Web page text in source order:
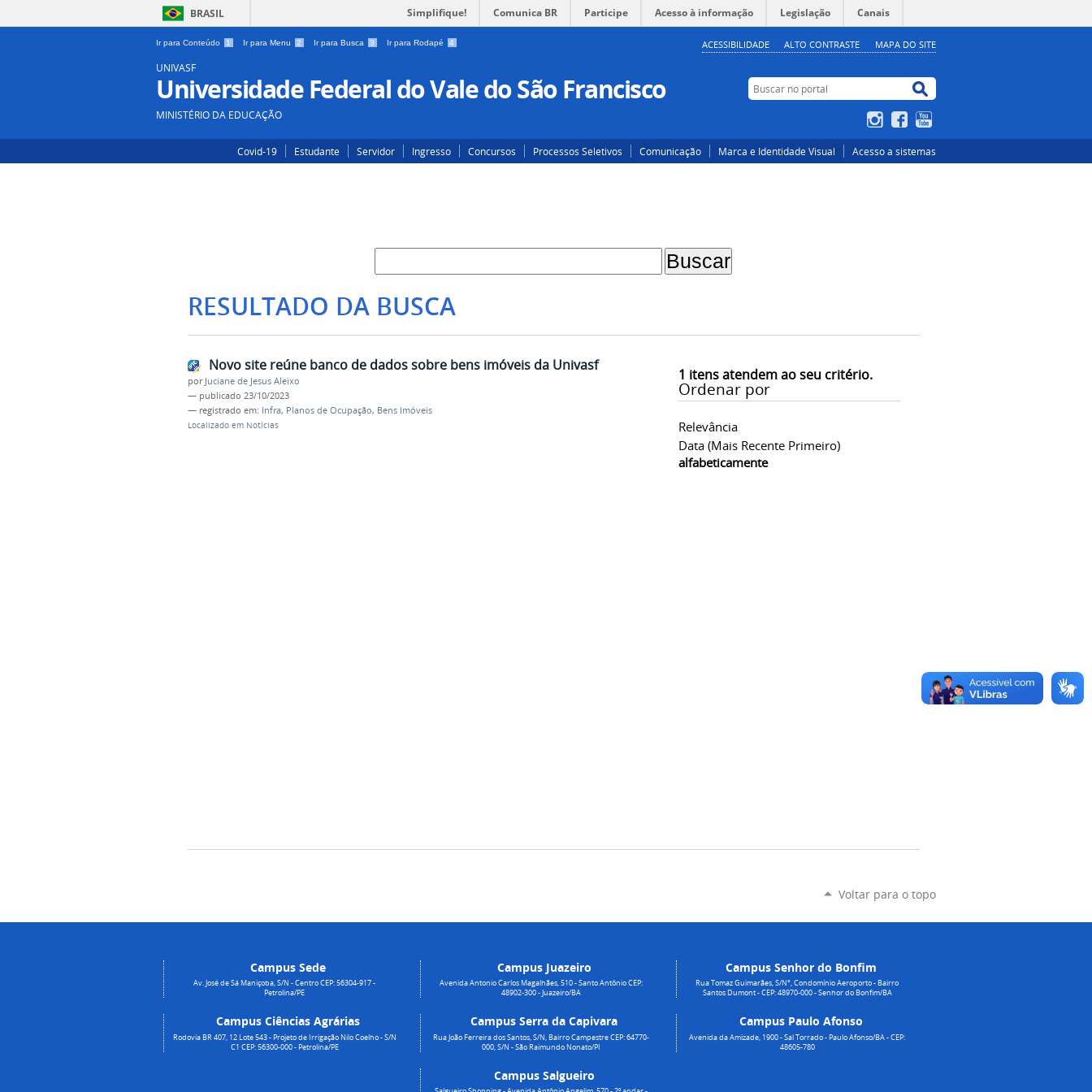
BRASIL Simplifique! Comunica BR Participe Acesso à informação Legislação Canais
Ir para Conteúdo 1 Ir para Menu 2 Ir para Busca 3 Ir para Rodapé 4 ACESSIBILIDADE ALTO CONTRASTE MAPA DO SITE
UNIVASF
Universidade Federal do Vale do São Francisco
MINISTÉRIO DA EDUCAÇÃO
Buscar no portal
Buscar no portal
InstagramFacebook
Covid-19 Estudante Servidor Ingresso Concursos Processos Seletivos Comunicação Marca e Identidade Visual Acesso a sistemas
RESULTADO DA BUSCA
1 itens atendem ao seu critério.
Ordenar por
Relevância
Data (mais Recente Primeiro)
alfabeticamente
Novo site reúne banco de dados sobre bens imóveis da Univasf
por Juciane de Jesus Aleixo
— publicado 23/10/2023
— registrado em: Infra, Planos de Ocupação, Bens Imóveis
Localizado em Notícias
Voltar para o topo
Campus Sede
Av. José de Sá Maniçoba, S/N - Centro CEP: 56304-917 -
Petrolina/PE
Campus Ciências Agrárias
Rodovia BR 407, 12 Lote 543 - Projeto de Irrigação Nilo Coelho - S/N
C1 CEP: 56300-000 - Petrolina/PE
Campus Juazeiro
Avenida Antonio Carlos Magalhães, 510 - Santo Antônio CEP:
48902-300 - Juazeiro/BA
Campus Serra da Capivara
Rua João Ferreira dos Santos, S/N, Bairro Campestre CEP: 64770-
000, S/N - São Raimundo Nonato/PI
Campus Salgueiro
Campus Senhor do Bonfim
Rua Tomaz Guimarães, S/N°, Condomínio Aeroporto - Bairro
Santos Dumont - CEP: 48970-000 - Senhor do Bonfim/BA
Campus Paulo Afonso
Avenida da Amizade, 1900 - Sal Torrado - Paulo Afonso/BA - CEP:
48605-780